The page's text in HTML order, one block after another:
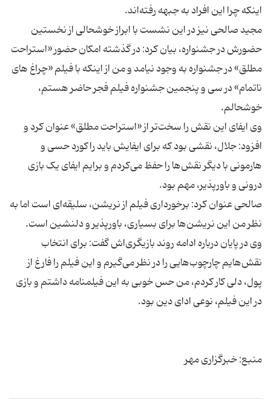
مجید صالحی نیز در این نشست با ابراز خوشحالی از نخستین
حضورش در جشنواره، بیان کرد: در گذشته امکان حضور «استراحت
مطلق» در جشنواره به وجود نیامد و من از اینکه با فیلم «چراغ های
ناتمام» در سی و پنجمین جشنواره فیلم فجر حاضر هستم،
وی ایفای این نقش را سخت‌تر از «استراحت مطلق» عنوان کرد و
افزود: جلال، نقشی بود که برای ایفایش باید راکورد حسی و
هارمونی با دیگر نقش‌ها را حفظ می‌کردم و برایم ایفای یک بازی
صالحی عنوان کرد: برخورداری فیلم از نریشن، سلیقه‌ای است اما به
وی در پایان درباره ادامه روند بازیگری‌اش گفت: برای انتخاب
نقش‌هایم چارچوب‌هایی را در نظر می‌گیرم و این فیلم را فارغ از
پول، دلی کار کردم، من حس خوبی به این فیلمنامه داشتم و بازی
منبع: خبرگزاری مهر